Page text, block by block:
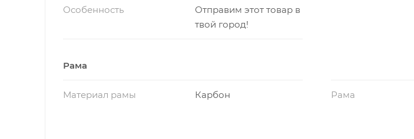
Особенность
Отправим этот товар в
твой город!
Рама
Материал рамы Карбон Рама